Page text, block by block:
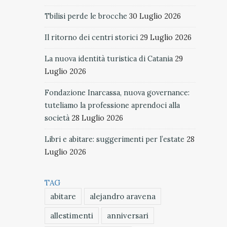
Tbilisi perde le brocche 30 Luglio 2026
Il ritorno dei centri storici 29 Luglio 2026
La nuova identità turistica di Catania 29
Luglio 2026
Fondazione Inarcassa, nuova governance:
tuteliamo la professione aprendoci alla
società 28 Luglio 2026
Libri e abitare: suggerimenti per l’estate 28
Luglio 2026
TAG
abitare
alejandro aravena
allestimenti
anniversari